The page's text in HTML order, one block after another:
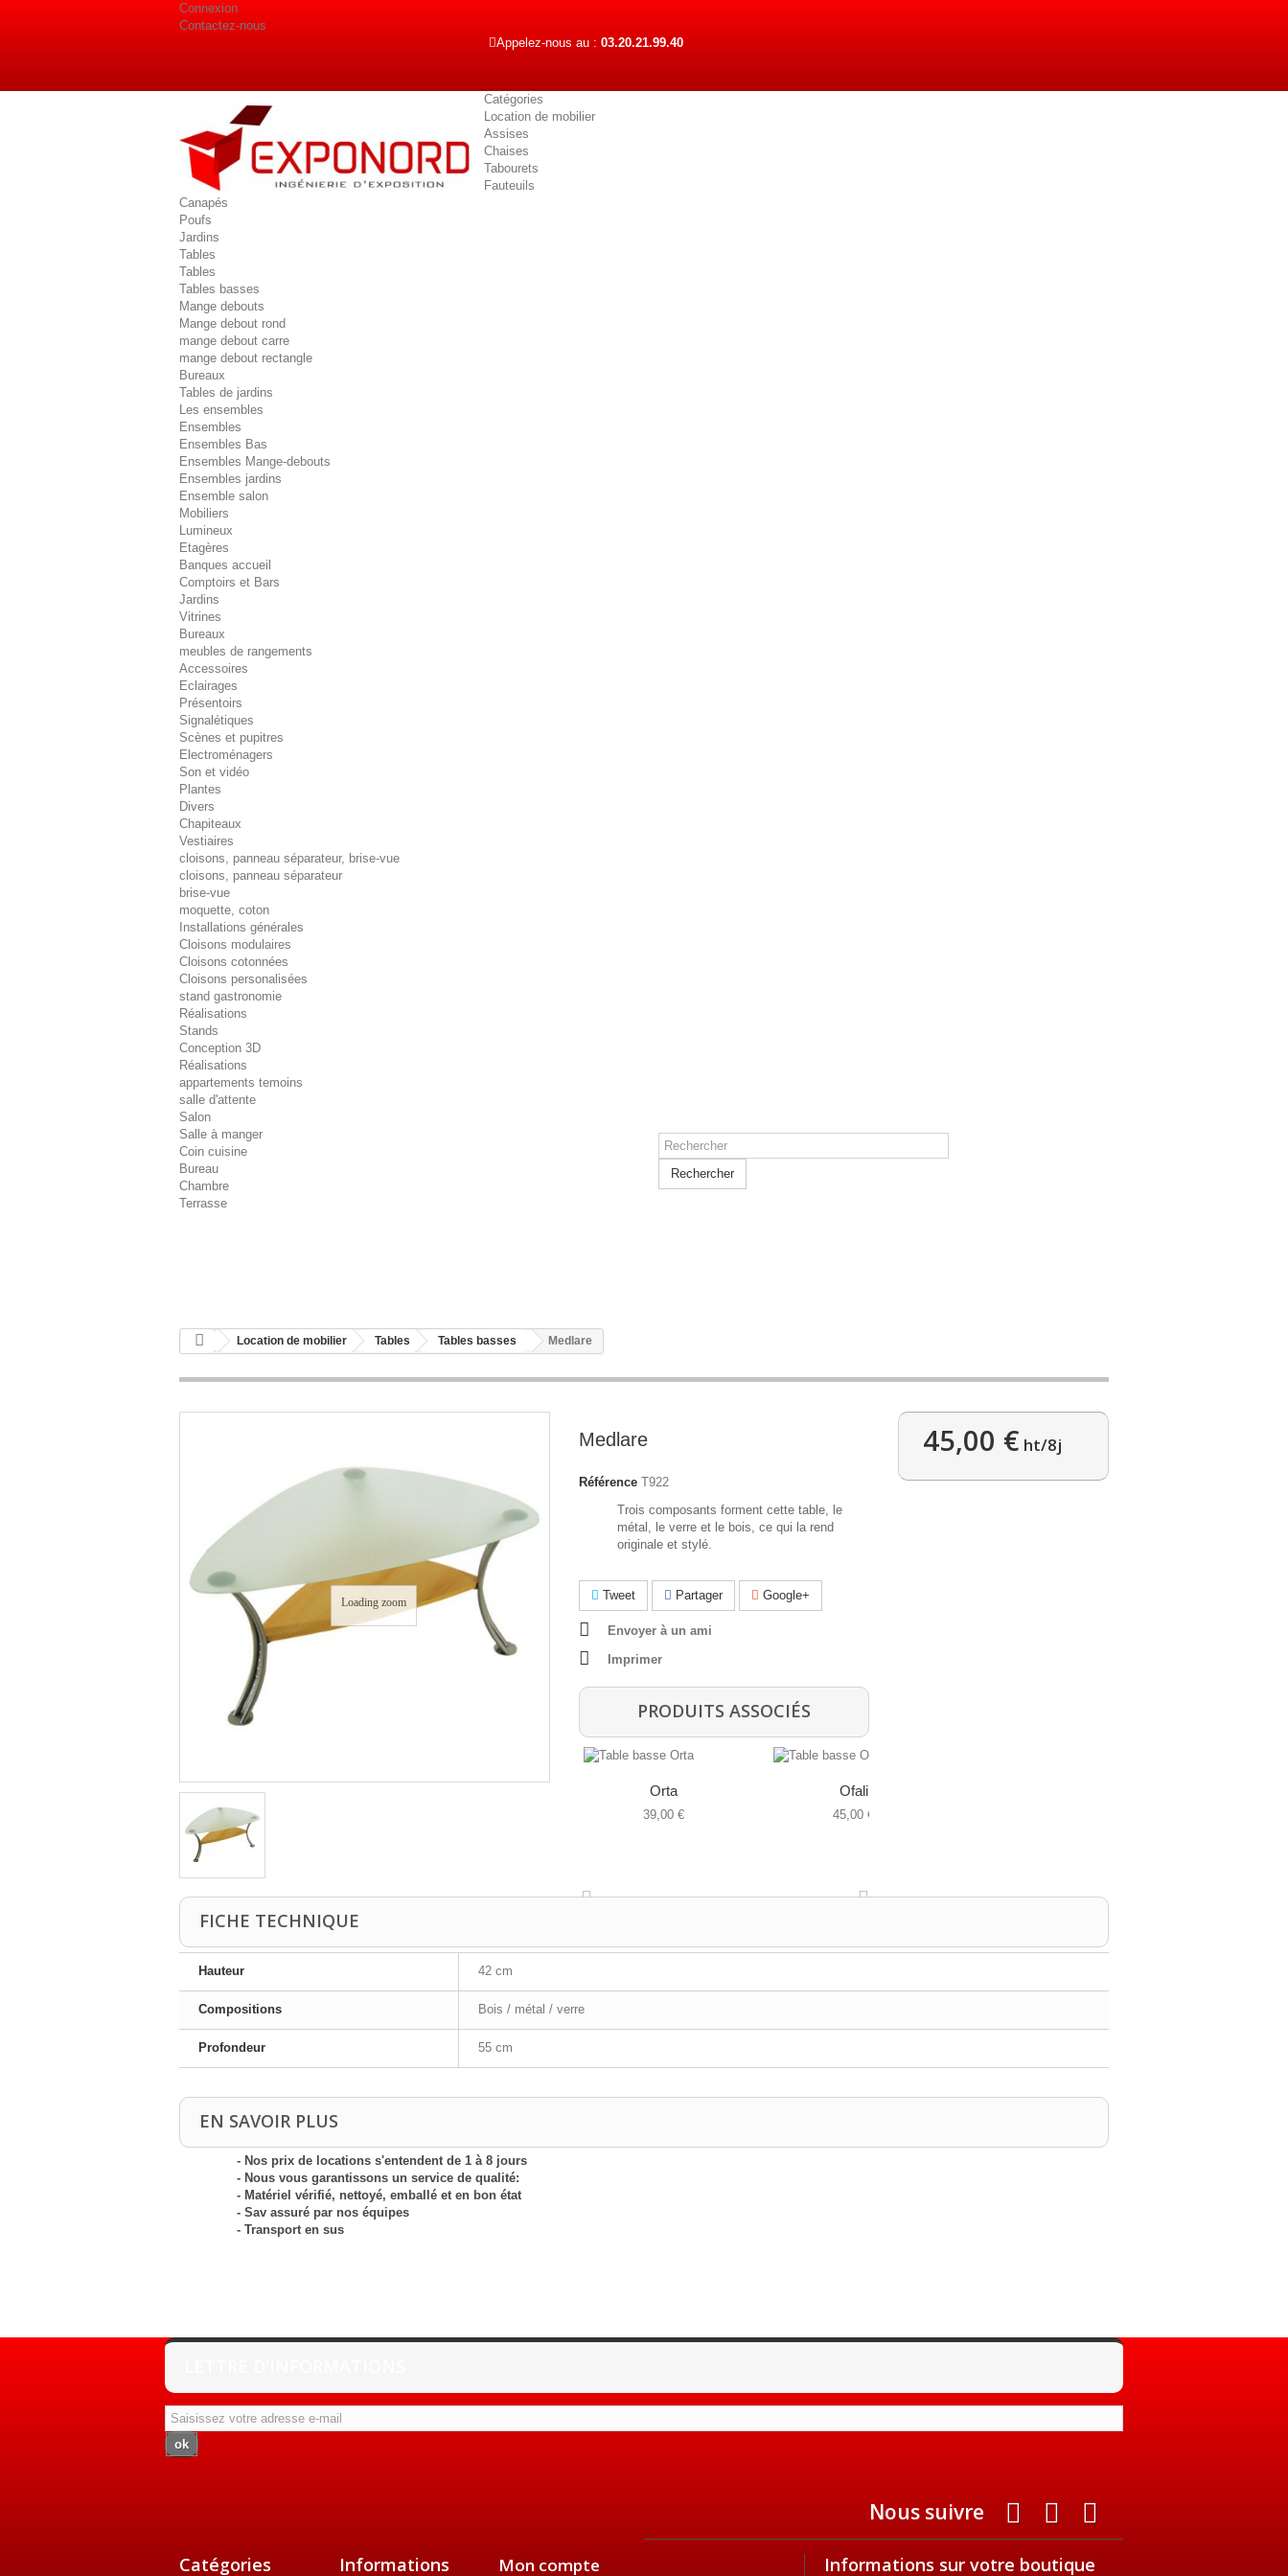
Connexion
Contactez-nous
Appelez-nous au :03.20.21.99.40
Catégories
Location de mobilier
Assises
Chaises
Tabourets
Fauteuils
Canapés
Poufs
Jardins
Tables
Tables
Tables basses
Mange debouts
Mange debout rond
mange debout carre
mange debout rectangle
Bureaux
Tables de jardins
Les ensembles
Ensembles
Ensembles Bas
Ensembles Mange-debouts
Ensembles jardins
Ensemble salon
Mobiliers
Lumineux
Etagères
Banques accueil
Comptoirs et Bars
Jardins
Vitrines
Bureaux
meubles de rangements
Accessoires
Eclairages
Présentoirs
Signalétiques
Scènes et pupitres
Electroménagers
Son et vidéo
Plantes
Divers
Chapiteaux
Vestiaires
cloisons, panneau séparateur, brise-vue
cloisons, panneau séparateur
brise-vue
moquette, coton
Installations générales
Cloisons modulaires
Cloisons cotonnées
Cloisons personalisées
stand gastronomie
Réalisations
Stands
Conception 3D
Réalisations
appartements temoins
salle d'attente
Salon
Salle à manger
Coin cuisine
Bureau
Chambre
Terrasse
Rechercher
Location de mobilier Tables Tables basses Medlare
Loading zoom
Medlare
Référence T922
Trois composants forment cette table, le
métal, le verre et le bois, ce qui la rend
originale et stylé.
Tweet Partager Google+
Envoyer à un ami
Imprimer
PRODUITS ASSOCIÉS
Orta
39,00 €
Ofali
45,00 €
45,00 € ht/8j
FICHE TECHNIQUE
Hauteur 42 cm
Compositions Bois / métal / verre
Profondeur 55 cm
EN SAVOIR PLUS
- Nos prix de locations s'entendent de 1 à 8 jours
- Nous vous garantissons un service de qualité:
- Matériel vérifié, nettoyé, emballé et en bon état
- Sav assuré par nos équipes
- Transport en sus
ok
Nous suivre
Catégories Informations Mon compte Informations sur votre boutique